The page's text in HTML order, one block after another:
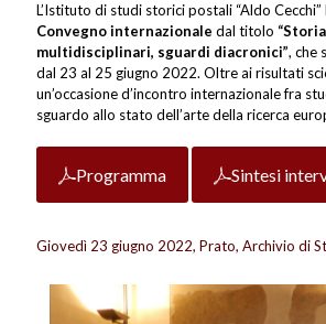
L’Istituto di studi storici postali “Aldo
Convegno internazionale dal titolo
multidisciplinari, sguardi diacronici”, che
dal 23 al 25 giugno 2022. Oltre ai risultati
un’occasione d’incontro internazionale fra
sguardo allo stato dell’arte della ricerca
Programma Sintesi
Giovedì 23 giugno 2022, Prato, Archivio di